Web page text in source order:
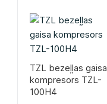
TZL bezeļļas gaisa
kompresors TZL-
100H4